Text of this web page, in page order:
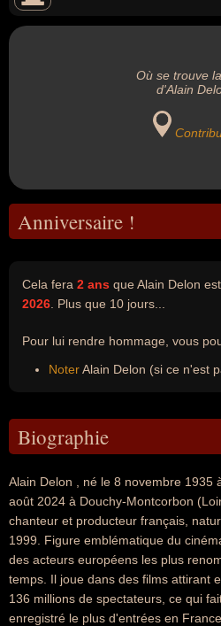
Où se trouve
d'Alain
Anniversaire !
Cela fera 2 ans que Alain Delon
2026 . Plus que 10 jours...
Pour lui rendre hommage, vous
NoterAlain Delon (si ce n'est
Biographie
Alain Delon , né le 8 novembre 1935
août 2024 à Douchy-Montcorbon
chanteur et producteur français,
1999. Figure emblématique du
des acteurs européens les plus
temps. Il joue dans des films attirant
136 millions de spectateurs, ce qui
enregistré le plus d'entrées en